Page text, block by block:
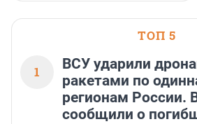
ТОП 5
1
ВСУ ударили
ракетами по
регионам России.
сообщили о